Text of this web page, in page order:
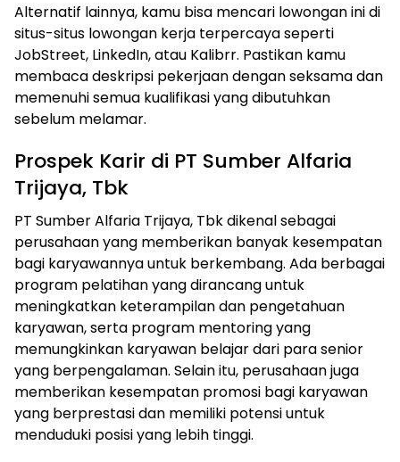
Alternatif lainnya, kamu bisa mencari lowongan ini di
situs-situs lowongan kerja terpercaya seperti
JobStreet, LinkedIn, atau Kalibrr. Pastikan kamu
membaca deskripsi pekerjaan dengan seksama dan
memenuhi semua kualifikasi yang dibutuhkan
sebelum melamar.
Prospek Karir di PT Sumber Alfaria
Trijaya, Tbk
PT Sumber Alfaria Trijaya, Tbk dikenal sebagai
perusahaan yang memberikan banyak kesempatan
bagi karyawannya untuk berkembang. Ada berbagai
program pelatihan yang dirancang untuk
meningkatkan keterampilan dan pengetahuan
karyawan, serta program mentoring yang
memungkinkan karyawan belajar dari para senior
yang berpengalaman. Selain itu, perusahaan juga
memberikan kesempatan promosi bagi karyawan
yang berprestasi dan memiliki potensi untuk
menduduki posisi yang lebih tinggi.